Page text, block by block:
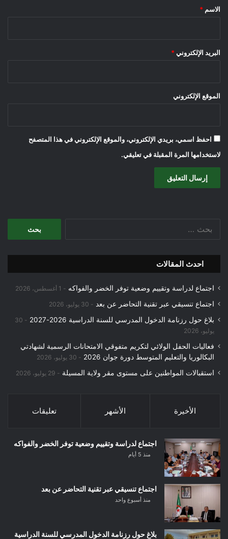
*
الاسم *
البريد الإلكتروني *
الموقع الإلكتروني
احفظ اسمي، بريدي الإلكتروني، والموقع الإلكتروني في هذا المتصفح
لاستخدامها المرة المقبلة في تعليقي.
احدث المقالات
اجتماع لدراسة وتقييم وضعية توفر الخضر والفواكه 1 أغسطس، 2026
اجتماع تنسيقي عبر تقنية التحاضر عن بعد 30 يوليو، 2026
بلاغ حول رزنامة الدخول المدرسي للسنة الدراسية 2026-2027
30
يوليو، 2026
فعاليات الحفل الولائي لتكريم متفوقي الامتحانات الرسمية لشهادتي
البكالوريا والتعليم المتوسط دورة جوان 2026
30 يوليو، 2026
استقبالات المواطنين على مستوى مقر ولاية المسيلة 29 يوليو، 2026
الأخيرة الأشهر تعليقات
اجتماع لدراسة وتقييم وضعية توفر الخضر والفواكه
منذ 5 أيام
اجتماع تنسيقي عبر تقنية التحاضر عن بعد
منذ أسبوع واحد
بلاغ حول رزنامة الدخول المدرسي للسنة الدراسية